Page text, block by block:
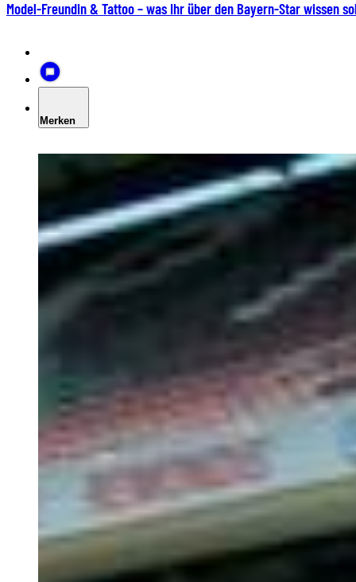
Model-Freundin & Tattoo – was Ihr über den Bayern-Star wissen
Merken